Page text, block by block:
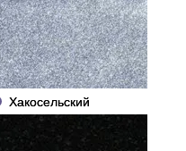
Хакосельский